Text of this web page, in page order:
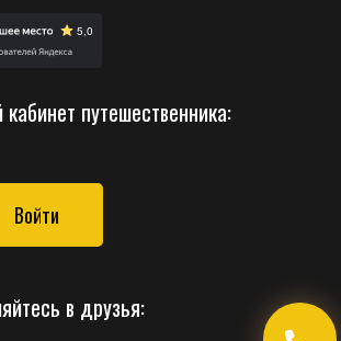
путешественника:
Войти
в друзья: